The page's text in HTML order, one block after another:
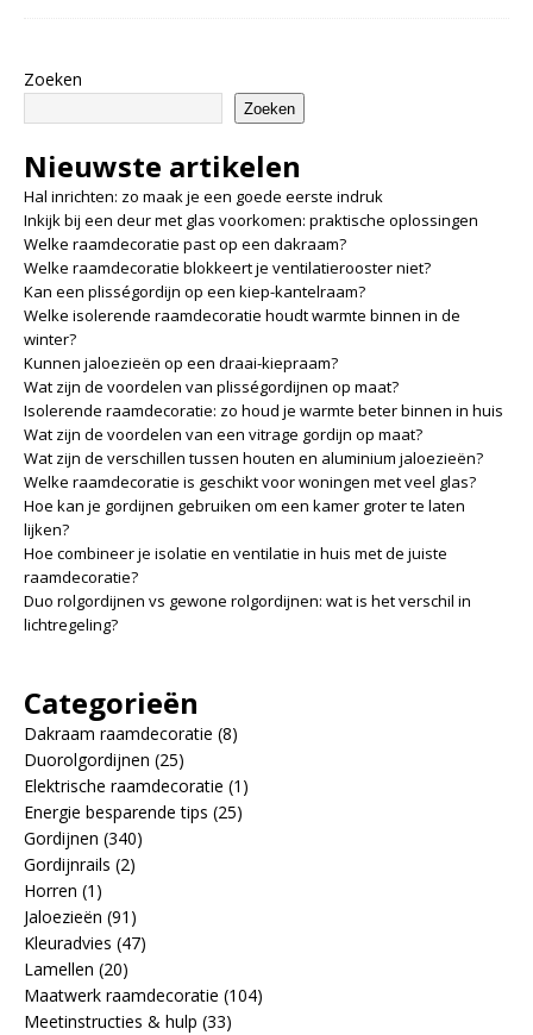
Zoeken
Zoeken
Nieuwste artikelen
Hal inrichten: zo maak je een goede eerste indruk
Inkijk bij een deur met glas voorkomen: praktische oplossingen
Welke raamdecoratie past op een dakraam?
Welke raamdecoratie blokkeert je ventilatierooster niet?
Kan een plisségordijn op een kiep-kantelraam?
Welke isolerende raamdecoratie houdt warmte binnen in de
winter?
Kunnen jaloezieën op een draai-kiepraam?
Wat zijn de voordelen van plisségordijnen op maat?
Isolerende raamdecoratie: zo houd je warmte beter binnen in huis
Wat zijn de voordelen van een vitrage gordijn op maat?
Wat zijn de verschillen tussen houten en aluminium jaloezieën?
Welke raamdecoratie is geschikt voor woningen met veel glas?
Hoe kan je gordijnen gebruiken om een kamer groter te laten
lijken?
Hoe combineer je isolatie en ventilatie in huis met de juiste
raamdecoratie?
Duo rolgordijnen vs gewone rolgordijnen: wat is het verschil in
lichtregeling?
Categorieën
Dakraam raamdecoratie (8)
Duorolgordijnen (25)
Elektrische raamdecoratie (1)
Energie besparende tips (25)
Gordijnen (340)
Gordijnrails (2)
Horren (1)
Jaloezieën (91)
Kleuradvies (47)
Lamellen (20)
Maatwerk raamdecoratie (104)
Meetinstructies & hulp (33)